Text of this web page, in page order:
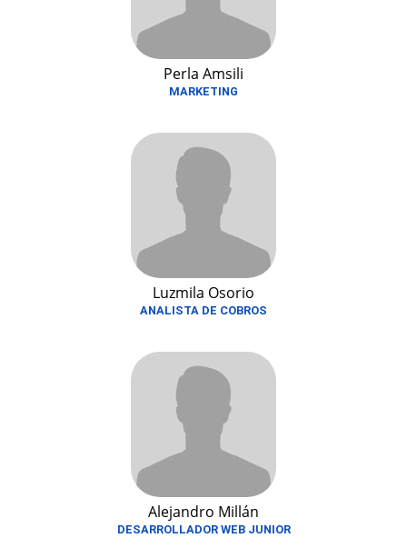
Perla Amsili
MARKETING
Luzmila Osorio
ANALISTA DE COBROS
Alejandro Millán
DESARROLLADOR WEB JUNIOR